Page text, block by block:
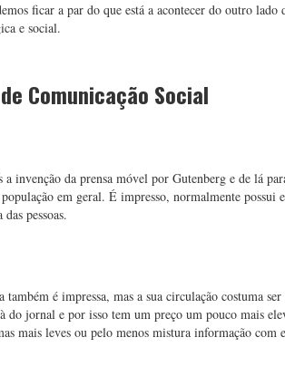
ficar a par do que está a acontecer do outro
e social.
Comunicação Social
invenção da prensa móvel por Gutenberg e de lá
em geral. É impresso, normalmente possui
pessoas.
é impressa, mas a sua circulação costuma
do jornal e por isso tem um preço um pouco mais
mais leves ou pelo menos mistura informação com